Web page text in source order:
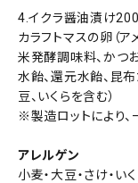
4.イクラ醤油漬け
カラフトマスの卵（ア
米発酵調味料、かつ
水飴、還元水飴、昆
豆、いくらを含む）
※製造ロットにより
アレルゲン
小麦・大豆・さけ・い